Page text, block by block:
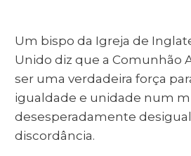
Um bispo da Igreja de
Unido diz que a Comunhão
ser uma verdadeira força
igualdade e unidade num
desesperadamente
discordância.